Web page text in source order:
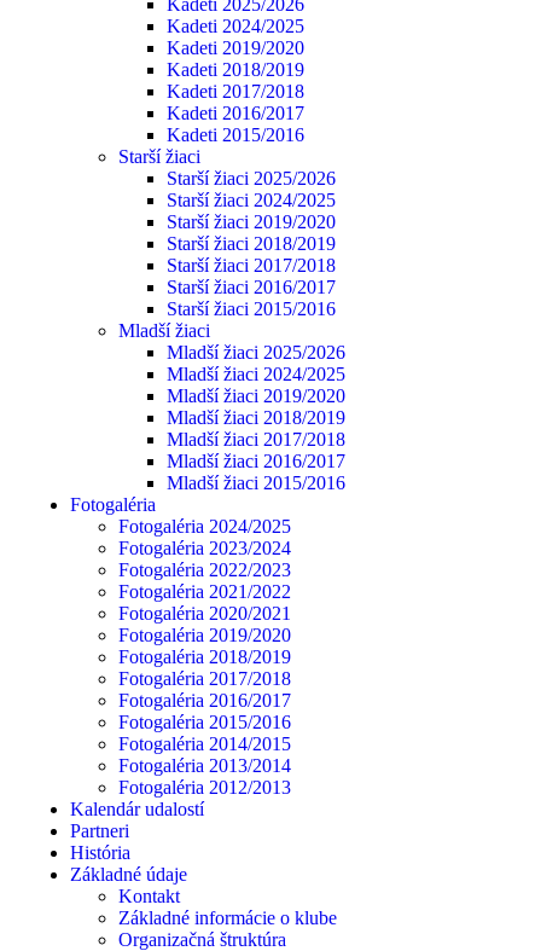
Kadeti 2025/2026
Kadeti 2024/2025
Kadeti 2019/2020
Kadeti 2018/2019
Kadeti 2017/2018
Kadeti 2016/2017
Kadeti 2015/2016
Starší žiaci
Starší žiaci 2025/2026
Starší žiaci 2024/2025
Starší žiaci 2019/2020
Starší žiaci 2018/2019
Starší žiaci 2017/2018
Starší žiaci 2016/2017
Starší žiaci 2015/2016
Mladší žiaci
Mladší žiaci 2025/2026
Mladší žiaci 2024/2025
Mladší žiaci 2019/2020
Mladší žiaci 2018/2019
Mladší žiaci 2017/2018
Mladší žiaci 2016/2017
Mladší žiaci 2015/2016
Fotogaléria
Fotogaléria 2024/2025
Fotogaléria 2023/2024
Fotogaléria 2022/2023
Fotogaléria 2021/2022
Fotogaléria 2020/2021
Fotogaléria 2019/2020
Fotogaléria 2018/2019
Fotogaléria 2017/2018
Fotogaléria 2016/2017
Fotogaléria 2015/2016
Fotogaléria 2014/2015
Fotogaléria 2013/2014
Fotogaléria 2012/2013
Kalendár udalostí
Partneri
História
Základné údaje
Kontakt
Základné informácie o klube
Organizačná štruktúra